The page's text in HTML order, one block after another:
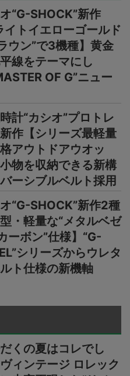
“G-SHOCK”新作
イトイエローゴールド
ウン”で3機種】黄金
線をテーマにし
OF G”ニュー
計“カシオ”プロトレ
作【シリーズ最軽量
アウトドアウオッ
物を収納できる新構
ーシブルベルト採用
“G-SHOCK”新作2種
型・軽量な“メタルベゼ
ーボン”仕様】“G-
シリーズからウレタ
ト仕様の新機軸
だくの夏はコレでし
ィンテージ ロレック